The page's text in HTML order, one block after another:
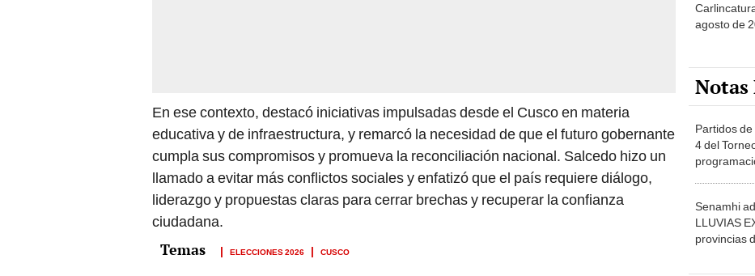
En ese contexto, destacó iniciativas impulsadas desde el Cusco en materia
educativa y de infraestructura, y remarcó la necesidad de que el futuro gobernante
cumpla sus compromisos y promueva la reconciliación nacional. Salcedo hizo un
llamado a evitar más conflictos sociales y enfatizó que el país requiere diálogo,
liderazgo y propuestas claras para cerrar brechas y recuperar la confianza
ciudadana.
ELECCIONES 2026 CUSCO
agosto de
Notas
Partidos
4 del
Senamhi
LLUVIAS
provincias